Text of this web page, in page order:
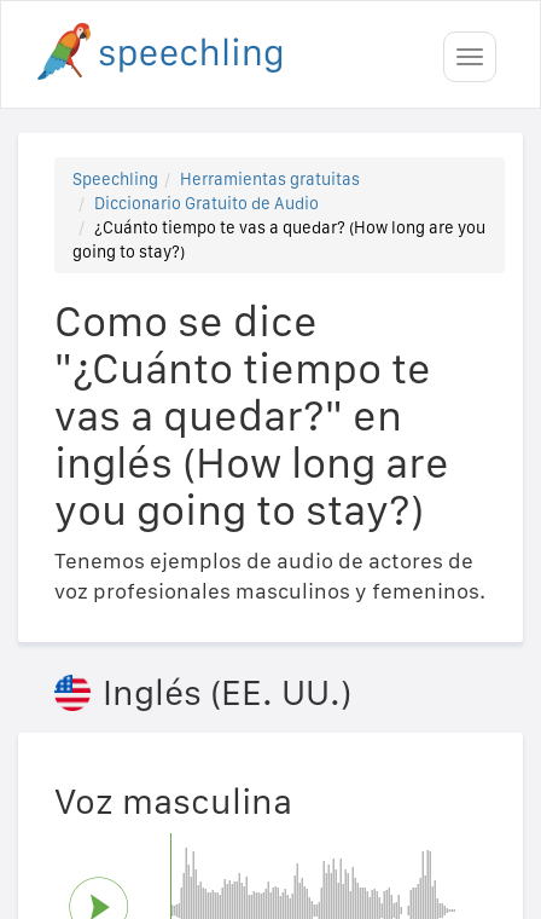
Toggle
Speechling
Herramientas gratuitas
Diccionario Gratuito de Audio
¿Cuánto tiempo te vas a quedar? (How long are you
going to stay?)
Como se dice
"¿Cuánto tiempo te
vas a quedar?" en
inglés (How long are
you going to stay?)
Tenemos ejemplos de audio de actores de
voz profesionales masculinos y femeninos.
Inglés (EE. UU.)
Voz masculina